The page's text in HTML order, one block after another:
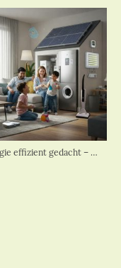
Energie effizient gedacht – Technik, die wirkt